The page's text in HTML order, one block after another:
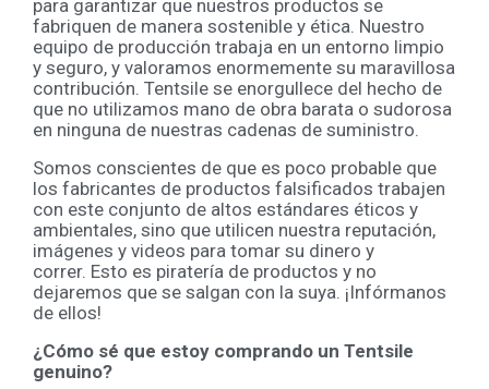
para garantizar que nuestros productos se
fabriquen de manera sostenible y ética. Nuestro
equipo de producción trabaja en un entorno limpio
y seguro, y valoramos enormemente su maravillosa
contribución. Tentsile se enorgullece del hecho de
que no utilizamos mano de obra barata o sudorosa
en ninguna de nuestras cadenas de suministro.
Somos conscientes de que es poco probable que
los fabricantes de productos falsificados trabajen
con este conjunto de altos estándares éticos y
ambientales, sino que utilicen nuestra reputación,
imágenes y videos para tomar su dinero y
correr. Esto es piratería de productos y no
dejaremos que se salgan con la suya. ¡Infórmanos
de ellos!
¿Cómo sé que estoy comprando un Tentsile
genuino?